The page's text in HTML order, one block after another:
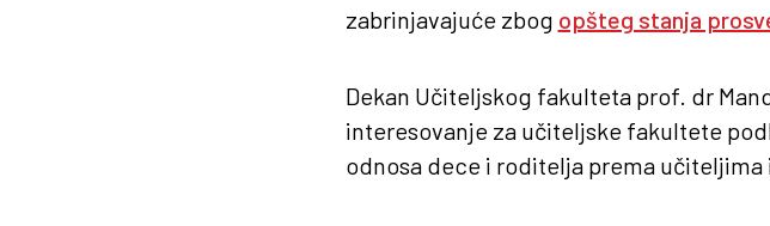
zabrinjavajuće zbog opšteg stanja
Dekan Učiteljskog fakulteta prof. dr
interesovanje za učiteljske fakultete
odnosa dece i roditelja prema učiteljima